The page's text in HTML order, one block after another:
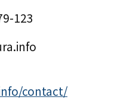
123
contact/